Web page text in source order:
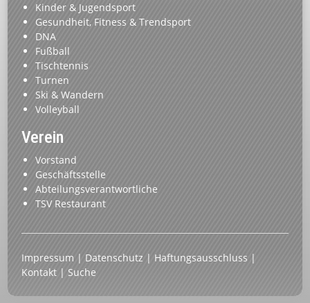
Kinder & Jugendsport
Gesundheit, Fitness & Trendsport
DNA
Fußball
Tischtennis
Turnen
Ski & Wandern
Volleyball
Verein
Vorstand
Geschäftsstelle
Abteilungsverantwortliche
TSV Restaurant
Impressum | Datenschutz | Haftungsausschluss |
Kontakt | Suche